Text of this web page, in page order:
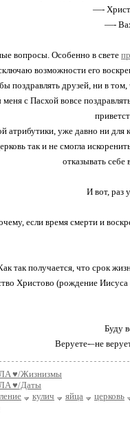
—-
—-
вопросы. Особенно в свете
возможности его
поздравлять друзей, ни в
меня с Пасхой вовсе
атрибутики, уже давно ни
так и не смогла
отказывать
И вот, раз
если время смерти и
так получается, что срок
Христово (рождение
Буду
Веруете-–не
♥/Жизнизмы
♥/Даты
кулич яйца церковь